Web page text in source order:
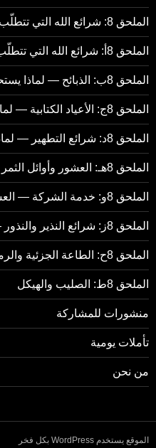
الملحق 8: شرائع الله التي تتطلّب وجود الهيكل
الملحق 8أ: شرائع الله التي تتطلّب وجود الهيكل
الملحق 8ب: الذبائح — لماذا يستحيل حفظها اليوم
الملحق 8ج: الأعياد الكتابية — لماذا لا يمكن حفظ أيٍّ منها اليوم
الملحق 8د: شرائع التطهير — لماذا لا يمكن حفظها بدون الهيكل
الملحق 8هـ: العشور وأوائل الثمر — لماذا يستحيل حفظها اليوم
الملحق 8و: خدمة الشركة — العشاء الأخير ليسوع كان فصحًا
الملحق 8ز: شرائع النذير والنذور — لماذا يستحيل حفظها اليوم
الملحق 8ح: الطاعة الجزئية والرمزية المرتبطة بالهيكل
الملحق 8ط: الصليب والهيكل
منشورات للمشاركة
تأملات يومية
من نحن
الموقع يستخدم WordPress بكل فخر